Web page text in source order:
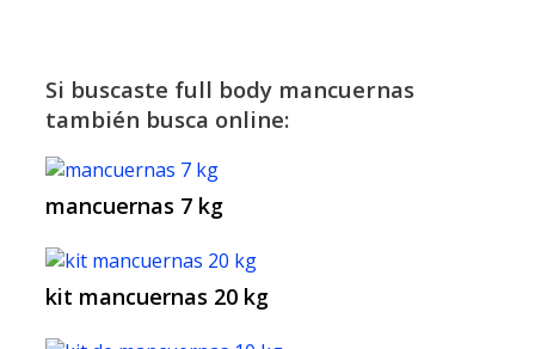
Si buscaste full body mancuernas
también busca online:
mancuernas 7 kg
kit mancuernas 20 kg